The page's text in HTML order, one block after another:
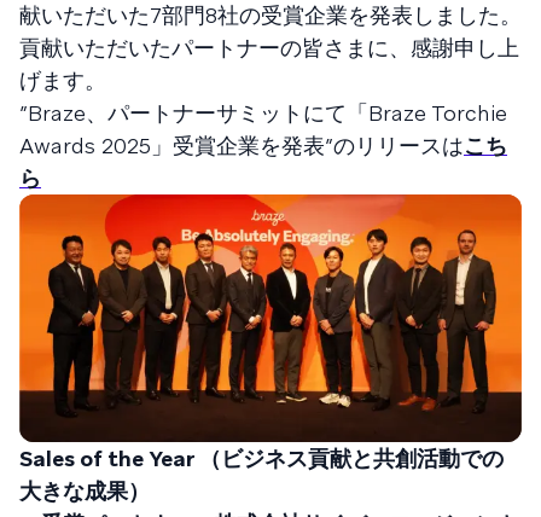
献いただいた7部門8社の受賞企業を発表しました。
貢献いただいたパートナーの皆さまに、感謝申し上
げます。
”Braze、パートナーサミットにて「Braze Torchie
Awards 2025」受賞企業を発表”のリリースはこち
ら
Sales of the Year （ビジネス貢献と共創活動での
大きな成果）